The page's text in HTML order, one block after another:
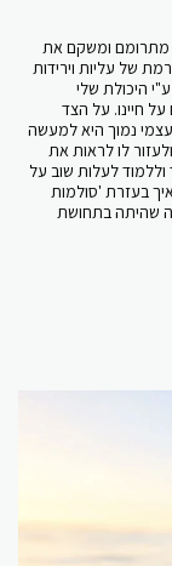
מתרומם ומשקם את
של עליות וירידות
היכולת שלי
חיינו. על הצד
נמוך היא למעשה
לו לראות את
וללמוד לעלות שוב על
בעזרת 'סולמות
שהיתה בתחושת